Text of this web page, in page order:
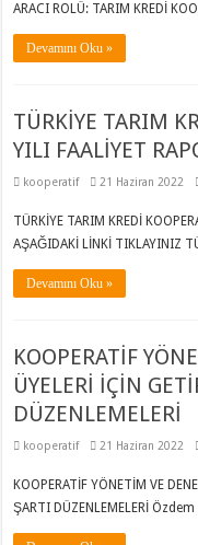
ARACI ROLÜ: TARIM KREDİ
Devamını Oku »
TÜRKİYE TARIM
YILI FAALİYET
kooperatif 21 Haziran 2022
TÜRKİYE TARIM KREDİ
AŞAĞIDAKİ LİNKİ TIKLAYINIZ
Devamını Oku »
KOOPERATİF
ÜYELERİ İÇİN
DÜZENLEMELERİ
kooperatif 21 Haziran 2022
KOOPERATİF YÖNETİM VE
ŞARTI DÜZENLEMELERİ